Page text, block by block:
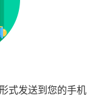
式发送到您的手机